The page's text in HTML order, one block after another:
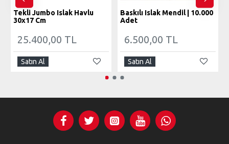
Tekli Jumbo Islak Havlu
30x17 Cm
25.400,00 TL
Satın Al
Baskılı Islak Mendil | 10.000
Adet
6.500,00 TL
Satın Al